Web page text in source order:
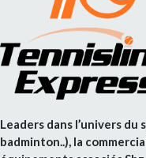
Leaders dans l’univers
badminton..), la